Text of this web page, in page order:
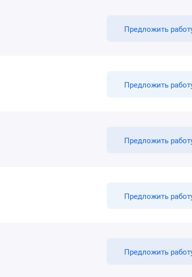
Предложить
Предложить
Предложить
Предложить
Предложить